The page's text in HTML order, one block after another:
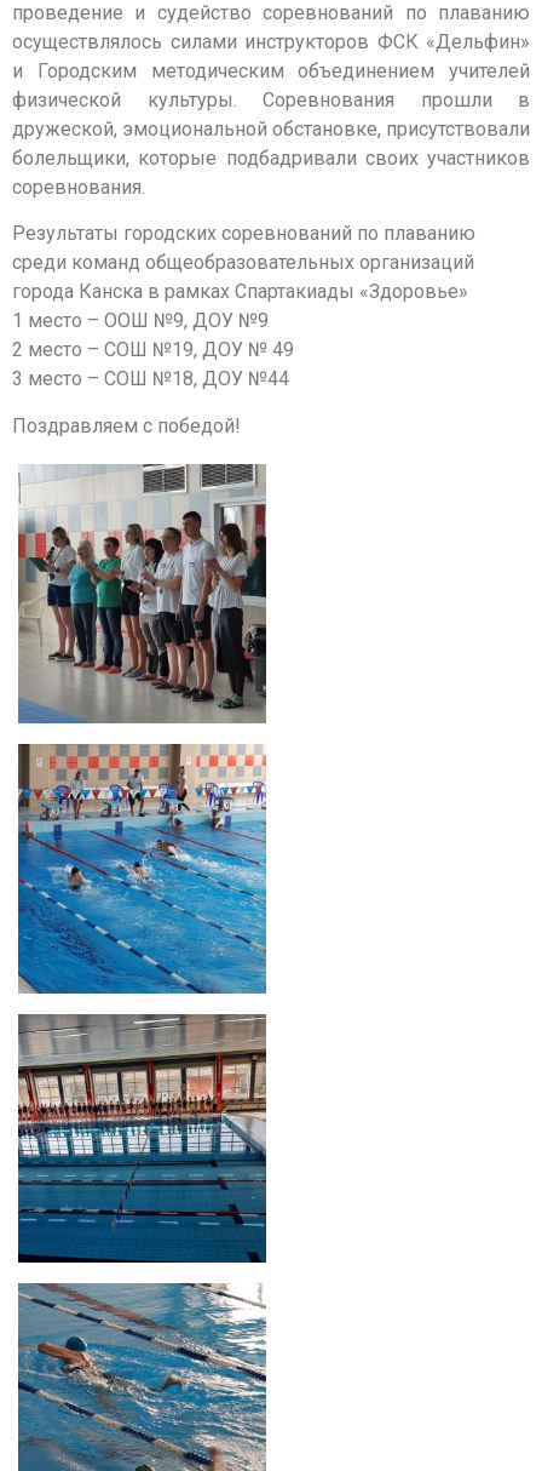
проведение и судейство соревнований по плаванию
осуществлялось силами инструкторов ФСК «Дельфин»
и Городским методическим объединением учителей
физической культуры. Соревнования прошли в
дружеской, эмоциональной обстановке, присутствовали
болельщики, которые подбадривали своих участников
соревнования.
Результаты городских соревнований по плаванию
среди команд общеобразовательных организаций
города Канска в рамках Спартакиады «Здоровье»
1 место – ООШ №9, ДОУ №9
2 место – СОШ №19, ДОУ № 49
3 место – СОШ №18, ДОУ №44
Поздравляем с победой!